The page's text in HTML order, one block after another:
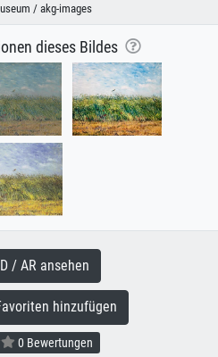
/ akg-images
dieses Bildes
/ AR ansehen
hinzufügen
0 Bewertungen